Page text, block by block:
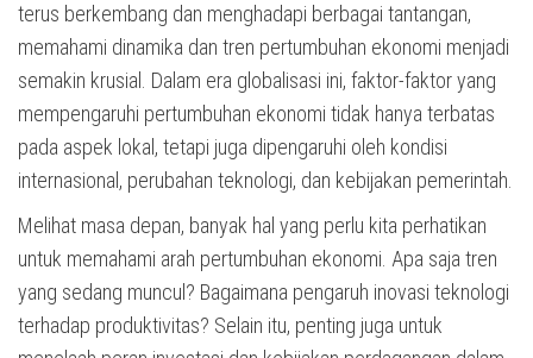
terus berkembang dan menghadapi berbagai tantangan,
memahami dinamika dan tren pertumbuhan ekonomi menjadi
semakin krusial. Dalam era globalisasi ini, faktor-faktor yang
mempengaruhi pertumbuhan ekonomi tidak hanya terbatas
pada aspek lokal, tetapi juga dipengaruhi oleh kondisi
internasional, perubahan teknologi, dan kebijakan pemerintah.
Melihat masa depan, banyak hal yang perlu kita perhatikan
untuk memahami arah pertumbuhan ekonomi. Apa saja tren
yang sedang muncul? Bagaimana pengaruh inovasi teknologi
terhadap produktivitas? Selain itu, penting juga untuk